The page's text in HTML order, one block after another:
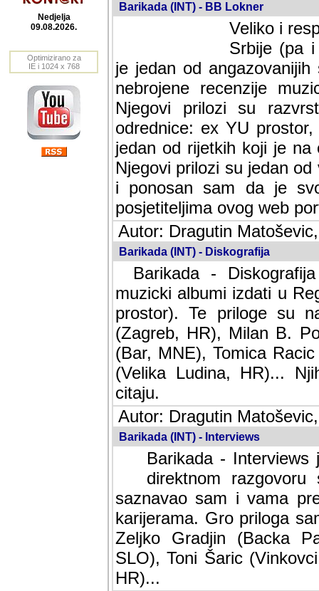
Nedjelja
09.08.2026.
Optimizirano za
IE i 1024 x 768
Barikada (INT) - BB Lokner
Veliko i
Srbije (pa i
jedan od angazovanijih
nebrojene recenzije
Njegovi prilozi su
odrednice: ex YU
jedan od rijetkih koji je
Njegovi prilozi su jedan
i ponosan sam da je
posjetiteljima ovog web
Autor: Dragutin
Barikada (INT) - Diskografija
Barikada -
muzicki albumi izdati u
prostor). Te priloge su
(Zagreb, HR), Milan B.
(Bar, MNE), Tomica
(Velika Ludina, HR)...
citaju.
Autor: Dragutin
Barikada (INT) - Interviews
Barikada -
direktnom
saznavao sam i vama
karijerama. Gro priloga
Zeljko Gradjin (Backa
SLO), Toni Šaric
HR)...